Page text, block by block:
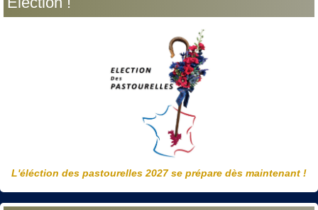
L'éléction des pastourelles 2027 se prépare dès maintenant !